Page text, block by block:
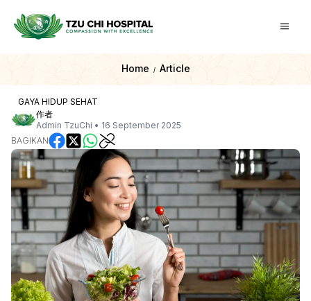
Home / Article
GAYA HIDUP SEHAT
作者
Admin TzuChi • 16 September 2025
BAGIKAN